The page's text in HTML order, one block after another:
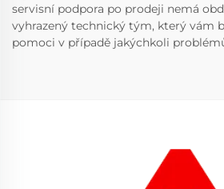
servisní podpora po prodeji nemá
vyhrazený technický tým, který vám
pomoci v případě jakýchkoli